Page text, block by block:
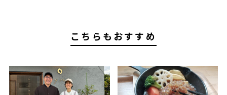
こちらもおすすめ